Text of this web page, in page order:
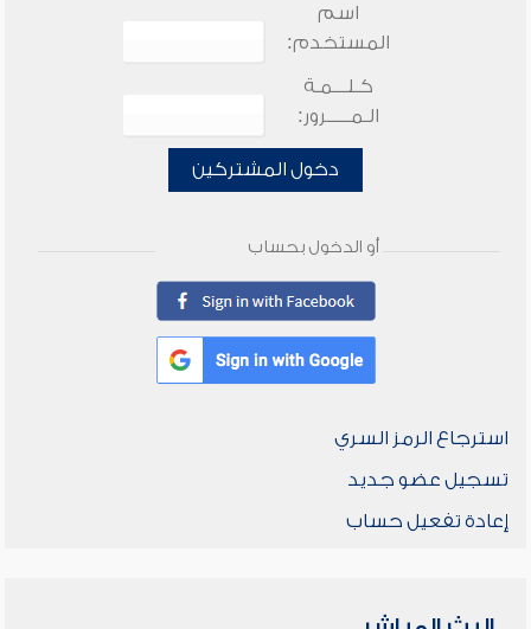
اسم
المستخدم:
كـلـــمـة
الـمـــــرور:
دخول المشتركين
أو الدخول بحساب
استرجاع الرمز السري
تسجيل عضو جديد
إعادة تفعيل حساب